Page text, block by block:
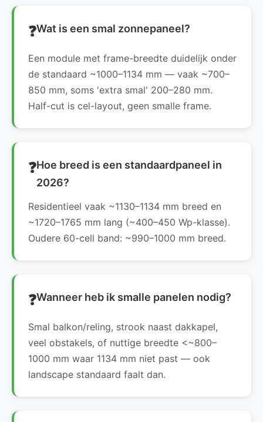
Wat is een smal zonnepaneel?
Een module met frame-breedte duidelijk onder
de standaard ~1000–1134 mm — vaak ~700–
850 mm, soms 'extra smal' 200–280 mm.
Half-cut is cel-layout, geen smalle frame.
Hoe breed is een standaardpaneel in
2026?
Residentieel vaak ~1130–1134 mm breed en
~1720–1765 mm lang (~400–450 Wp-klasse).
Oudere 60-cell band: ~990–1000 mm breed.
Wanneer heb ik smalle panelen nodig?
Smal balkon/reling, strook naast dakkapel,
veel obstakels, of nuttige breedte <~800–
1000 mm waar 1134 mm niet past — ook
landscape standaard faalt dan.